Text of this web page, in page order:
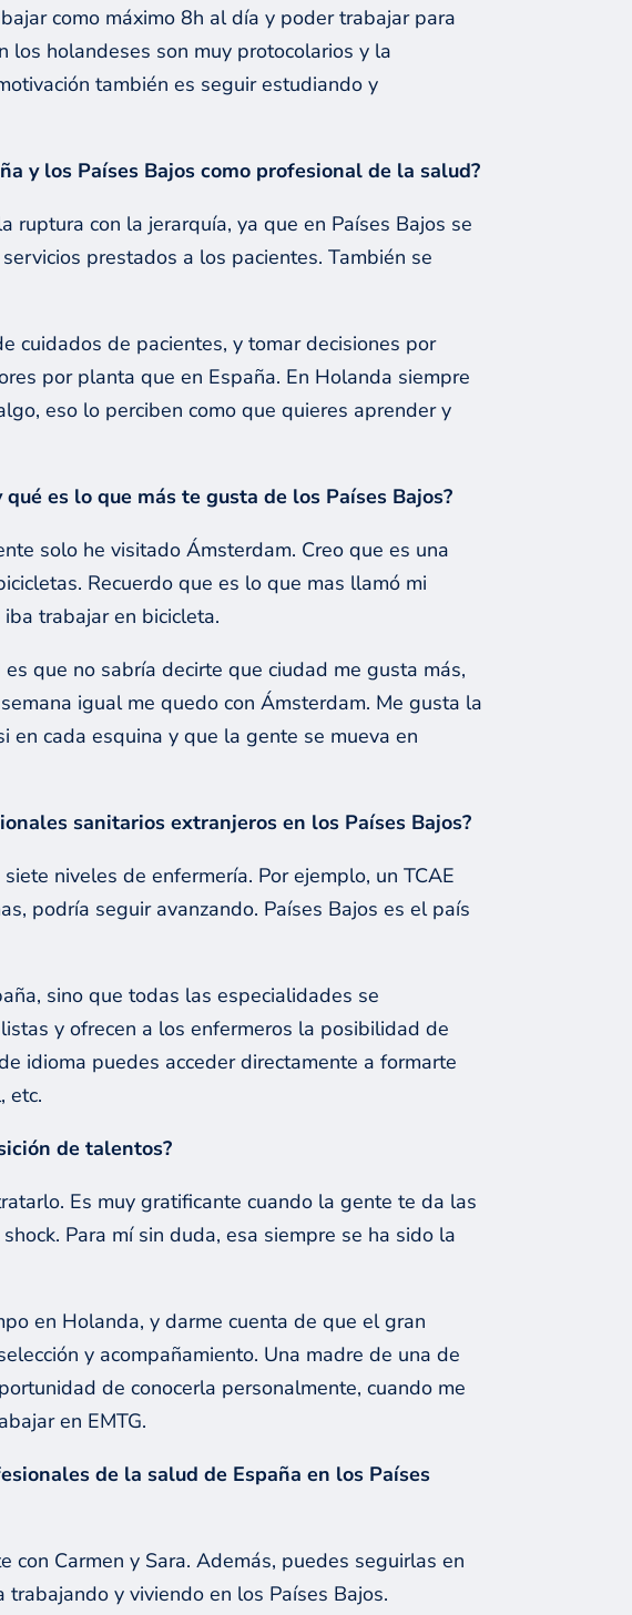
como máximo 8h al día y poder trabajar para
los holandeses son muy protocolarios y la
también es seguir estudiando y
y los Países Bajos como profesional de la salud?
ruptura con la jerarquía, ya que en Países Bajos se
prestados a los pacientes. También se
cuidados de pacientes, y tomar decisiones por
por planta que en España. En Holanda siempre
eso lo perciben como que quieres aprender y
es lo que más te gusta de los Países Bajos?
solo he visitado Ámsterdam. Creo que es una
Recuerdo que es lo que mas llamó mi
trabajar en bicicleta.
que no sabría decirte que ciudad me gusta más,
igual me quedo con Ámsterdam. Me gusta la
en cada esquina y que la gente se mueva en
sanitarios extranjeros en los Países Bajos?
niveles de enfermería. Por ejemplo, un TCAE
podría seguir avanzando. Países Bajos es el país
sino que todas las especialidades se
y ofrecen a los enfermeros la posibilidad de
idioma puedes acceder directamente a formarte
etc.
de talentos?
Es muy gratificante cuando la gente te da las
Para mí sin duda, esa siempre se ha sido la
en Holanda, y darme cuenta de que el gran
y acompañamiento. Una madre de una de
de conocerla personalmente, cuando me
en EMTG.
de la salud de España en los Países
con Carmen y Sara. Además, puedes seguirlas en
trabajando y viviendo en los Países Bajos.